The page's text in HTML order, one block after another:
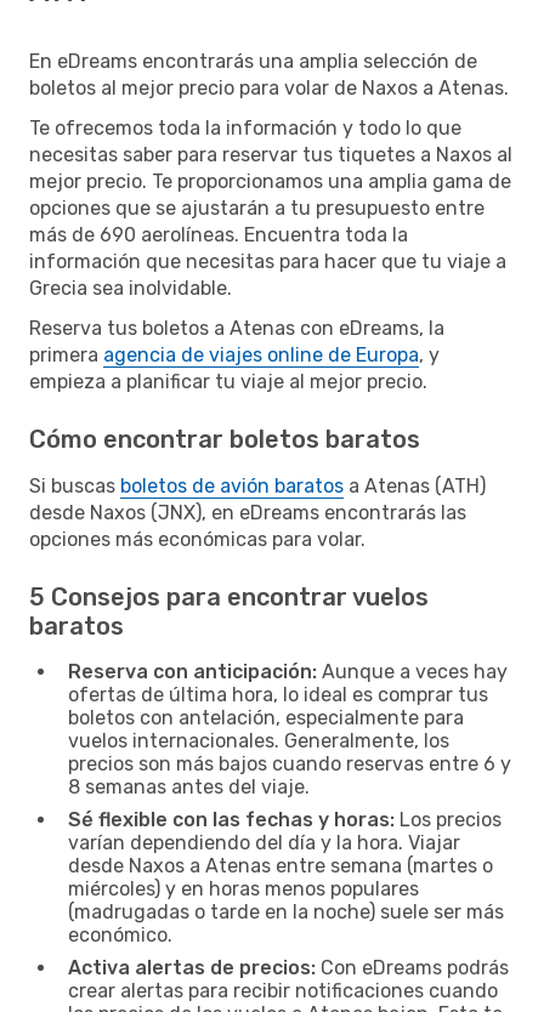
En eDreams encontrarás una amplia selección de
boletos al mejor precio para volar de Naxos a Atenas.
Te ofrecemos toda la información y todo lo que
necesitas saber para reservar tus tiquetes a Naxos al
mejor precio. Te proporcionamos una amplia gama de
opciones que se ajustarán a tu presupuesto entre
más de 690 aerolíneas. Encuentra toda la
información que necesitas para hacer que tu viaje a
Grecia sea inolvidable.
Reserva tus boletos a Atenas con eDreams, la
primera agencia de viajes online de Europa, y
empieza a planificar tu viaje al mejor precio.
Cómo encontrar boletos baratos
Si buscas boletos de avión baratos a Atenas (ATH)
desde Naxos (JNX), en eDreams encontrarás las
opciones más económicas para volar.
5 Consejos para encontrar vuelos
baratos
Reserva con anticipación: Aunque a veces hay
ofertas de última hora, lo ideal es comprar tus
boletos con antelación, especialmente para
vuelos internacionales. Generalmente, los
precios son más bajos cuando reservas entre 6 y
8 semanas antes del viaje.
Sé flexible con las fechas y horas: Los precios
varían dependiendo del día y la hora. Viajar
desde Naxos a Atenas entre semana (martes o
miércoles) y en horas menos populares
(madrugadas o tarde en la noche) suele ser más
económico.
Activa alertas de precios: Con eDreams podrás
crear alertas para recibir notificaciones cuando